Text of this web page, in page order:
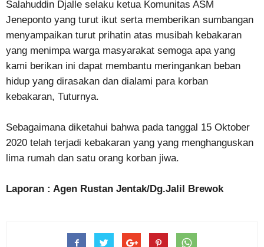
Salahuddin Djalle selaku ketua Komunitas ASM
Jeneponto yang turut ikut serta memberikan sumbangan
menyampaikan turut prihatin atas musibah kebakaran
yang menimpa warga masyarakat semoga apa yang
kami berikan ini dapat membantu meringankan beban
hidup yang dirasakan dan dialami para korban
kebakaran, Tuturnya.
Sebagaimana diketahui bahwa pada tanggal 15 Oktober
2020 telah terjadi kebakaran yang yang menghanguskan
lima rumah dan satu orang korban jiwa.
Laporan : Agen Rustan Jentak/Dg.Jalil Brewok